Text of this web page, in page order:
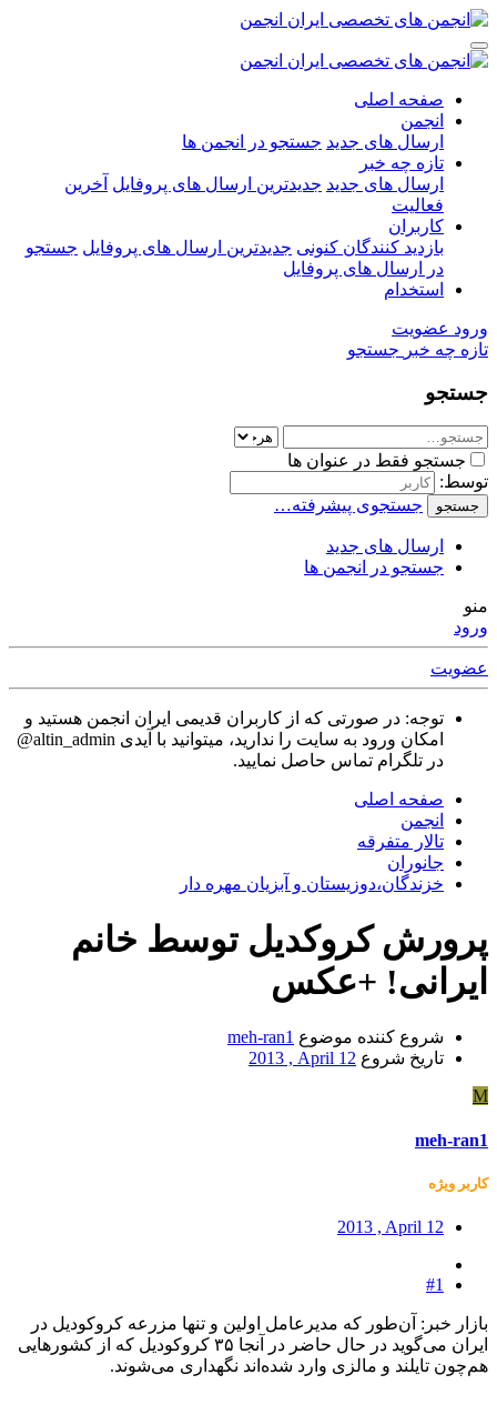
صفحه اصلی
انجمن
ارسال های جدید جستجو در انجمن ها
تازه چه خبر
ارسال های جدید جدیدترین ارسال های پروفایل آخرین
فعالیت
کاربران
بازدید کنندگان کنونی جدیدترین ارسال های پروفایل جستجو
در ارسال های پروفایل
استخدام
ورود عضویت
تازه چه خبر جستجو
جستجو
جستجو فقط در عنوان ها
توسط:
جستجو جستجوی پیشرفته…
ارسال های جدید
جستجو در انجمن ها
منو
ورود
عضویت
توجه: در صورتی که از کاربران قدیمی ایران انجمن هستید و
امکان ورود به سایت را ندارید، میتوانید با آیدی altin_admin@
در تلگرام تماس حاصل نمایید.
صفحه اصلی
انجمن
تالار متفرقه
جانوران
خزندگان،دوزیستان و آبزیان مهره دار
پرورش كروكدیل توسط خانم
ایرانی! +عکس
شروع کننده موضوع meh-ran1
تاریخ شروع 2013 , April 12
M
meh-ran1
کاربر ويژه
2013 , April 12
#1
بازار خبر: آن‌طور كه مدیرعامل اولین و تنها مزرعه كروكودیل در
ایران می‌گوید در حال حاضر در آنجا ۳۵ كروكودیل كه از كشورهایی
هم‌چون تایلند و مالزی وارد شده‌اند نگهداری می‌شوند.